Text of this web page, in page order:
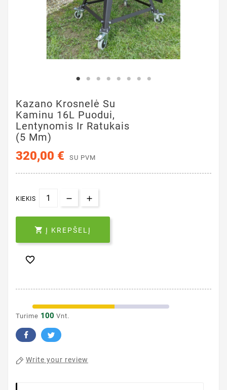
Kazano Krosnelė Su
Kaminu 16L Puodui,
Lentynomis Ir Ratukais
(5 Mm)
320,00 € SU PVM
KIEKIS
 Į KREPŠELĮ

Turime 100 Vnt.
Write your review